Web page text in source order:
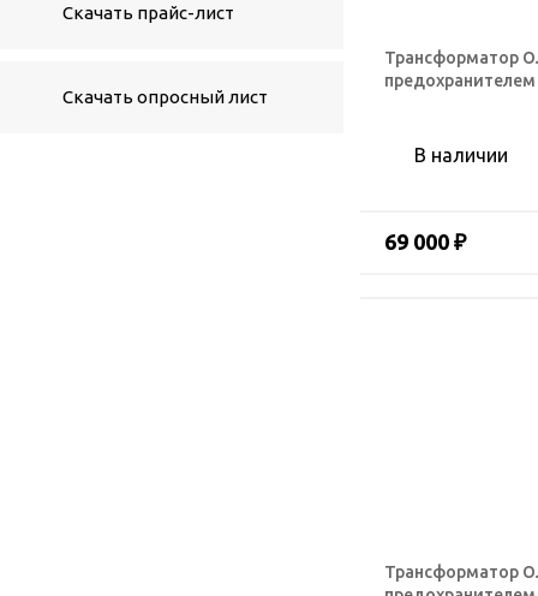
Скачать прайс-лист
Скачать опросный лист
Трансформатор
предохранителем
В наличии
69 000 ₽
Трансформатор